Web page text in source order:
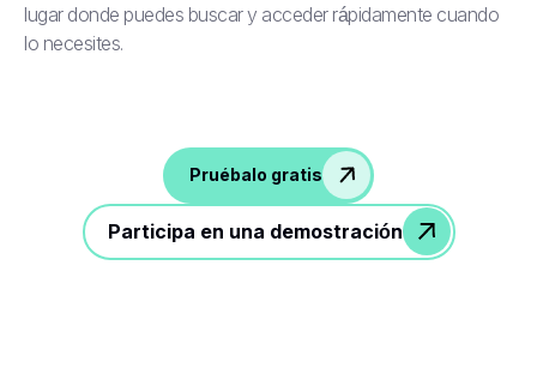
lugar donde puedes buscar y acceder rápidamente cuando
lo necesites.
Pruébalo gratis
Participa en una demostración